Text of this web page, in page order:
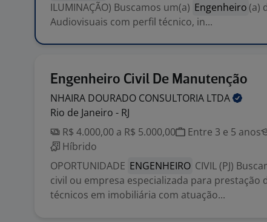
ILUMINAÇÃO) Buscamos um(a) Engenheiro(a)
Audiovisuais com perfil técnico, in...
Engenheiro Civil De Manutenção
NHAIRA DOURADO CONSULTORIA LTDA
Rio de Janeiro - RJ
R$ 4.000,00 a R$ 5.000,00
Entre 3 e 5 anos
Híbrido
OPORTUNIDADE ENGENHEIRO CIVIL (PJ)
civil ou empresa especializada para prestação
técnicos em imobiliária com atuação...